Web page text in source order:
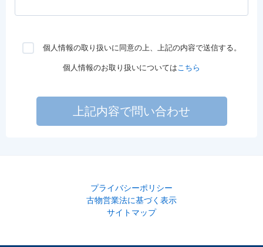
個人情報の取り扱いに同意の上、上記の内容で送信する。
個人情報のお取り扱いについてはこちら
上記内容で問い合わせ
プライバシーポリシー
古物営業法に基づく表示
サイトマップ